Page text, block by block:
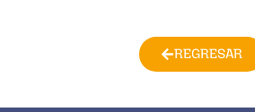
REGRESAR